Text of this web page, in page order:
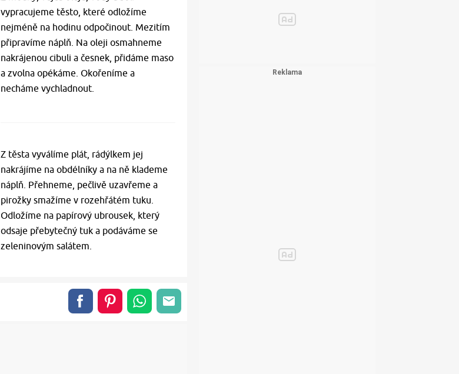
vypracujeme těsto, které odložíme
nejméně na hodinu odpočinout. Mezitím
připravíme náplň. Na oleji osmahneme
nakrájenou cibuli a česnek, přidáme maso
a zvolna opékáme. Okořeníme a
necháme vychladnout.
Z těsta vyválíme plát, rádýlkem jej
nakrájíme na obdélníky a na ně klademe
náplň. Přehneme, pečlivě uzavřeme a
pirožky smažíme v rozehřátém tuku.
Odložíme na papírový ubrousek, který
odsaje přebytečný tuk a podáváme se
zeleninovým salátem.